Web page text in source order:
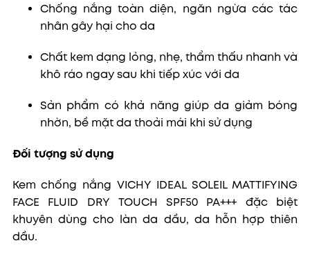
Chống nắng toàn diện, ngăn ngừa các tác
nhân gây hại cho da
Chất kem dạng lỏng, nhẹ, thẩm thấu nhanh và
khô ráo ngay sau khi tiếp xúc với da
Sản phẩm có khả năng giúp da giảm bóng
nhờn, bề mặt da thoải mái khi sử dụng
Đối tượng sử dụng
Kem chống nắng VICHY IDEAL SOLEIL MATTIFYING
FACE FLUID DRY TOUCH SPF50 PA+++ đặc biệt
khuyên dùng cho làn da dầu, da hỗn hợp thiên
dầu.